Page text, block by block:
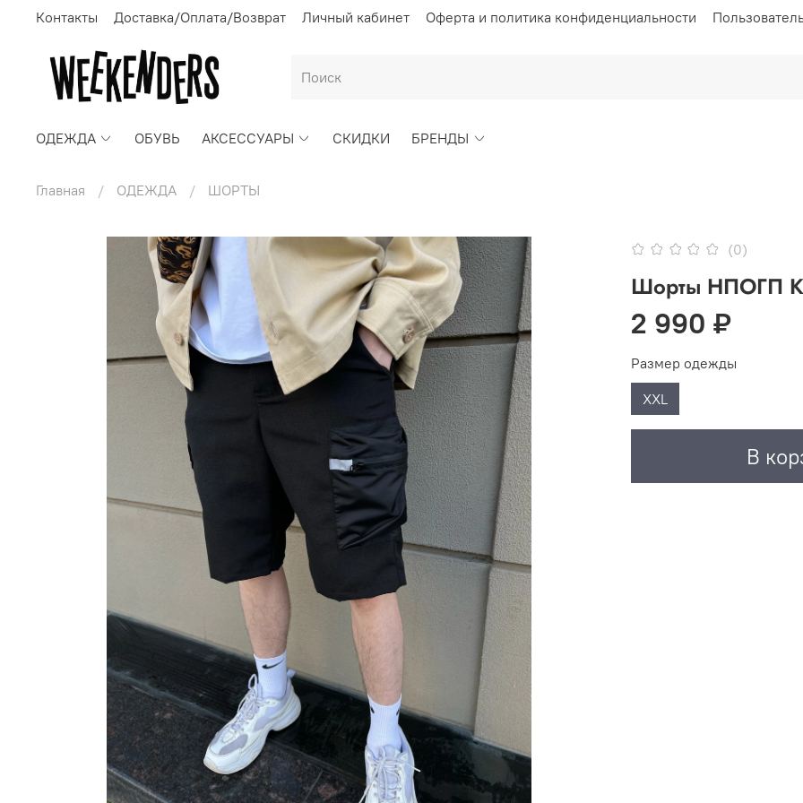
Контакты Доставка/Оплата/Возврат Личный кабинет Оферта и политика конфиденциальности
ОДЕЖДА ОБУВЬ АКСЕССУАРЫ СКИДКИ БРЕНДЫ
Главная ОДЕЖДА ШОРТЫ
(0)
Шорты НПОГП
2 990 ₽
В
Размер одежды
XXL